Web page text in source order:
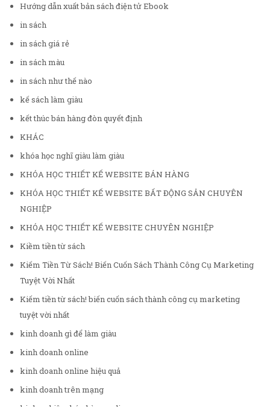
Hướng dẫn xuất bản sách điện tử Ebook
in sách
in sách giá rẻ
in sách màu
in sách như thế nào
kế sách làm giàu
kết thúc bán hàng đòn quyết định
KHÁC
khóa học nghĩ giàu làm giàu
KHÓA HỌC THIẾT KẾ WEBSITE BÁN HÀNG
KHÓA HỌC THIẾT KẾ WEBSITE BẤT ĐỘNG SẢN CHUYÊN
NGHIỆP
KHÓA HỌC THIẾT KẾ WEBSITE CHUYÊN NGHIỆP
Kiềm tiền từ sách
Kiếm Tiền Từ Sách! Biến Cuốn Sách Thành Công Cụ Marketing
Tuyệt Vời Nhất
Kiếm tiền từ sách! biến cuốn sách thành công cụ marketing
tuyệt vời nhất
kinh doanh gì để làm giàu
kinh doanh online
kinh doanh online hiệu quả
kinh doanh trên mạng